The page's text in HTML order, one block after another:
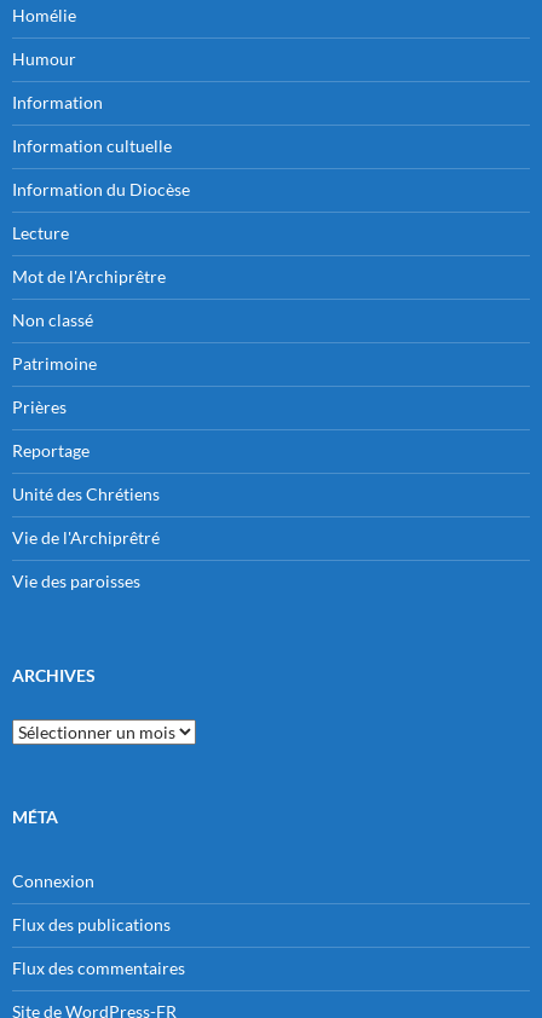
Homélie
Humour
Information
Information cultuelle
Information du Diocèse
Lecture
Mot de l'Archiprêtre
Non classé
Patrimoine
Prières
Reportage
Unité des Chrétiens
Vie de l'Archiprêtré
Vie des paroisses
ARCHIVES
Archives
MÉTA
Connexion
Flux des publications
Flux des commentaires
Site de WordPress-FR